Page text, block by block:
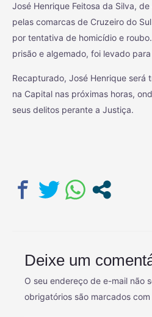
José Henrique Feitosa da Silva,
pelas comarcas de Cruzeiro do
por tentativa de homicídio e
prisão e algemado, foi levado
Recapturado, José Henrique será
na Capital nas próximas horas,
seus delitos perante a Justiça.
Deixe um
O seu endereço de e-mail não
obrigatórios são marcados com